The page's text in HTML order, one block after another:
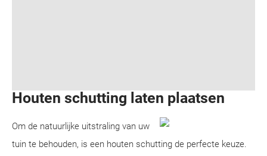
Houten schutting laten plaatsen
Om de natuurlijke uitstraling van uw
tuin te behouden, is een houten schutting de perfecte keuze.